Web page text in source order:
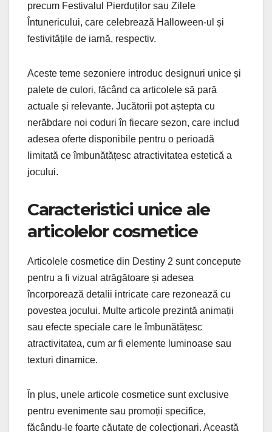
precum Festivalul Pierduților sau Zilele
Întunericului, care celebrează Halloween-ul și
festivitățile de iarnă, respectiv.
Aceste teme sezoniere introduc designuri unice și
palete de culori, făcând ca articolele să pară
actuale și relevante. Jucătorii pot aștepta cu
nerăbdare noi coduri în fiecare sezon, care includ
adesea oferte disponibile pentru o perioadă
limitată ce îmbunătățesc atractivitatea estetică a
jocului.
Caracteristici unice ale
articolelor cosmetice
Articolele cosmetice din Destiny 2 sunt concepute
pentru a fi vizual atrăgătoare și adesea
încorporează detalii intricate care rezonează cu
povestea jocului. Multe articole prezintă animații
sau efecte speciale care le îmbunătățesc
atractivitatea, cum ar fi elemente luminoase sau
texturi dinamice.
În plus, unele articole cosmetice sunt exclusive
pentru evenimente sau promoții specifice,
făcându-le foarte căutate de colecționari. Această